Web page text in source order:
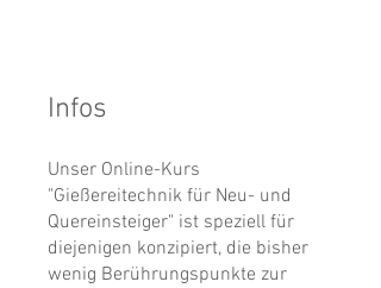
Infos
Unser Online-Kurs
"Gießereitechnik für Neu- und
Quereinsteiger" ist speziell für
diejenigen konzipiert, die bisher
wenig Berührungspunkte zur